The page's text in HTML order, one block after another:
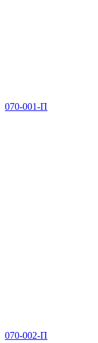
070-001-П
070-002-П